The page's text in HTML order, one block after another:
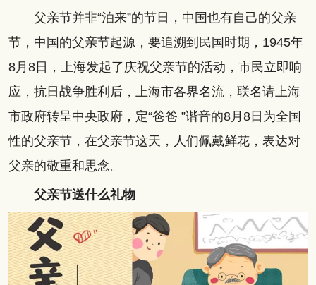
父亲节并非“泊来”的节日，中国也有自己的父亲
节，中国的父亲节起源，要追溯到民国时期，1945年
8月8日，上海发起了庆祝父亲节的活动，市民立即响
应，抗日战争胜利后，上海市各界名流，联名请上海
市政府转呈中央政府，定“爸爸 ”谐音的8月8日为全国
性的父亲节，在父亲节这天，人们佩戴鲜花，表达对
父亲的敬重和思念。
父亲节送什么礼物